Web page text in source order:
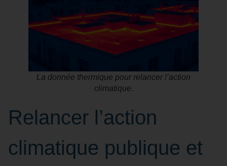
La donnée thermique pour relancer l’action
climatique.
Relancer l’action
climatique publique et